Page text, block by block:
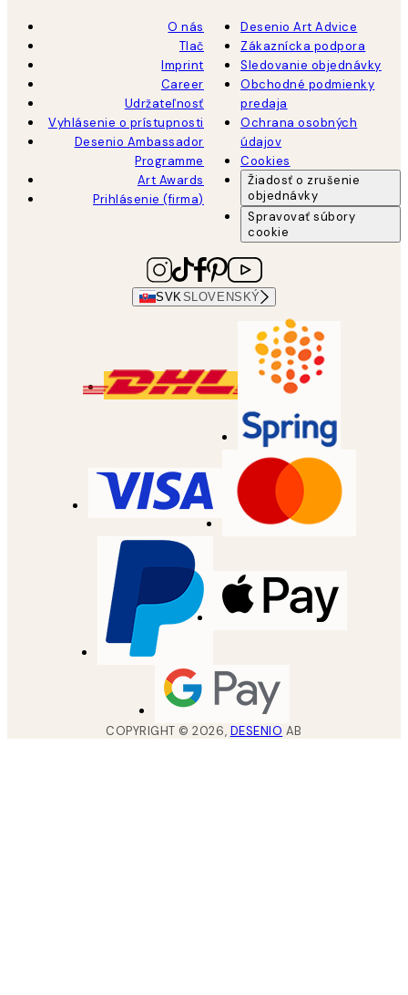
O nás
Tlač
Imprint
Career
Udržateľnosť
Vyhlásenie o prístupnosti
Desenio Ambassador
Programme
Art Awards
Prihlásenie (firma)
Desenio Art Advice
Zákaznícka podpora
Sledovanie objednávky
Obchodné podmienky
predaja
Ochrana osobných
údajov
Cookies
Žiadosť o zrušenie
objednávky
Spravovať súbory
cookie
SVKSLOVENSKÝ
COPYRIGHT ©2026, DESENIO AB